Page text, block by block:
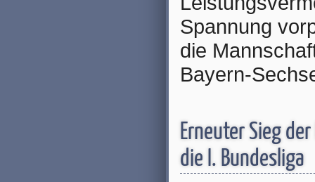
Spannung
die
Bayern-
Erneuter Sieg
die I. Bundesliga